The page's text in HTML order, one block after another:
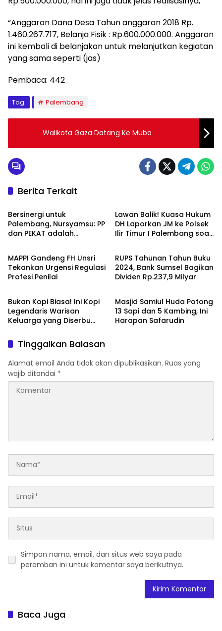
“Anggaran Dana Desa Tahun anggaran 2018 Rp.
1.460.267.717, Belanja Fisik : Rp.600.000.000. Anggaran
ini kembali di belanjakan untuk melanjutkan kegiatan
yang sama seperti (jas)
Pembaca: 442
Tag: Palembang
Walikota Gaza Datang Ke Muba
Berita Terkait
Palembang
Bersinergi untuk
Palembang, Nursyamsu: PP
dan PEKAT adalah
Lawan Balik! Kuasa Hukum
DH Laporkan JM ke Polsek
Ilir Timur I Palembang soal
Palembang
MAPPI Gandeng FH Unsri
Tekankan Urgensi Regulasi
Profesi Penilai
Palembang
RUPS Tahunan Tahun Buku
2024, Bank Sumsel Bagikan
Dividen Rp.237,9 Milyar
Palembang
Bukan Kopi Biasa! Ini Kopi
Legendaris Warisan
Keluarga yang Diserbu
Palembang
Masjid Samiul Huda Potong
13 Sapi dan 5 Kambing, Ini
Harapan Safarudin
Tinggalkan Balasan
Alamat email Anda tidak akan dipublikasikan. Ruas yang
wajib ditandai *
Simpan nama, email, dan situs web saya pada
peramban ini untuk komentar saya berikutnya.
Baca Juga